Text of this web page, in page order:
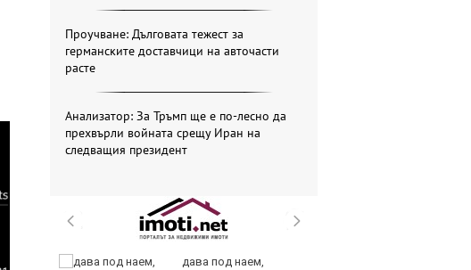
Проучване: Дълговата тежест за
германските доставчици на авточасти
расте
Анализатор: За Тръмп ще е по-лесно да
прехвърли войната срещу Иран на
следващия президент
дава под наем,